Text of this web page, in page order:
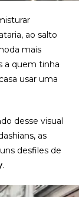
ao salto
mais
a quem tinha
usar uma
desse visual
as
desfiles de
.